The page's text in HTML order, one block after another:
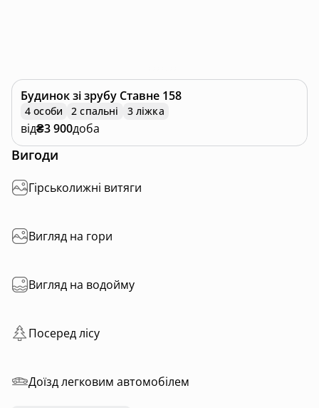
Будинок зі зрубу Ставне 158
4 особи 2 спальні 3 ліжка
від₴3 900доба
Вигоди
Гірськолижні витяги
Вигляд на гори
Вигляд на водойму
Посеред лісу
Доїзд легковим автомобілем